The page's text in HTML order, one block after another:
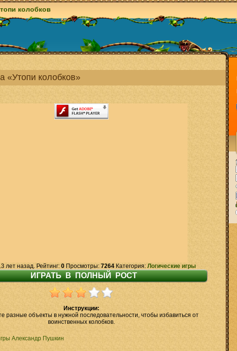
колобков
«Утопи колобков»
лет назад. Рейтинг: 0Просмотры: 7264Категория: Логические игры
Инструкции:
разные объекты в нужной последовательности, чтобы избавиться от
воинственных колобков.
Александр Пушкин